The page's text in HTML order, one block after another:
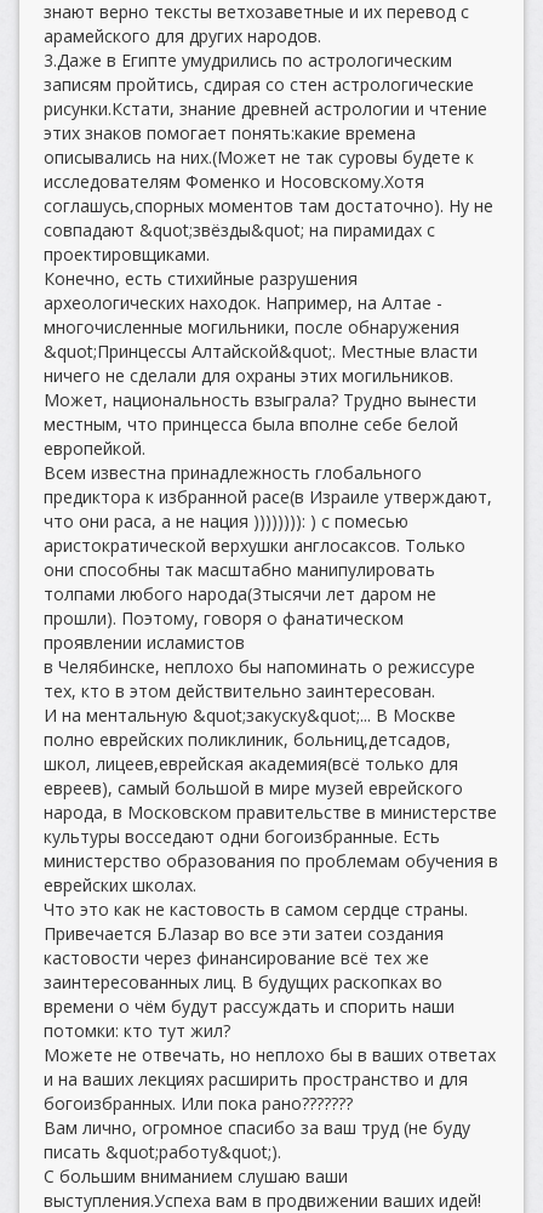
знают верно тексты ветхозаветные и их перевод с
арамейского для других народов.
3.Даже в Египте умудрились по астрологическим
записям пройтись, сдирая со стен астрологические
рисунки.Кстати, знание древней астрологии и чтение
этих знаков помогает понять:какие времена
описывались на них.(Может не так суровы будете к
исследователям Фоменко и Носовскому.Хотя
соглашусь,спорных моментов там достаточно). Ну не
совпадают &quot;звёзды&quot; на пирамидах с
проектировщиками.
Конечно, есть стихийные разрушения
археологических находок. Например, на Алтае -
многочисленные могильники, после обнаружения
&quot;Принцессы Алтайской&quot;. Местные власти
ничего не сделали для охраны этих могильников.
Может, национальность взыграла? Трудно вынести
местным, что принцесса была вполне себе белой
европейкой.
Всем известна принадлежность глобального
предиктора к избранной расе(в Израиле утверждают,
что они раса, а не нация )))))))): ) с помесью
аристократической верхушки англосаксов. Только
они способны так масштабно манипулировать
толпами любого народа(3тысячи лет даром не
прошли). Поэтому, говоря о фанатическом
проявлении исламистов
в Челябинске, неплохо бы напоминать о режиссуре
тех, кто в этом действительно заинтересован.
И на ментальную &quot;закуску&quot;... В Москве
полно еврейских поликлиник, больниц,детсадов,
школ, лицеев,еврейская академия(всё только для
евреев), самый большой в мире музей еврейского
народа, в Московском правительстве в министерстве
культуры восседают одни богоизбранные. Есть
министерство образования по проблемам обучения в
еврейских школах.
Что это как не кастовость в самом сердце страны.
Привечается Б.Лазар во все эти затеи создания
кастовости через финансирование всё тех же
заинтересованных лиц. В будущих раскопках во
времени о чём будут рассуждать и спорить наши
потомки: кто тут жил?
Можете не отвечать, но неплохо бы в ваших ответах
и на ваших лекциях расширить пространство и для
богоизбранных. Или пока рано???????
Вам лично, огромное спасибо за ваш труд (не буду
писать &quot;работу&quot;).
С большим вниманием слушаю ваши
выступления.Успеха вам в продвижении ваших идей!